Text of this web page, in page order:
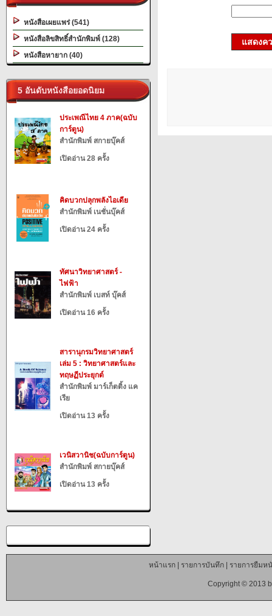
หนังสือเผยแพร่ (541)
หนังสือลิขสิทธิ์สำนักพิมพ์ (128)
หนังสือหายาก (40)
5 อันดับหนังสือยอดนิยม
ประเพณีไทย 4 ภาค(ฉบับ
การ์ตูน)
สำนักพิมพ์ สกายบุ๊คส์
เปิดอ่าน 28 ครั้ง
คิดบวกปลุกพลังไอเดีย
สำนักพิมพ์ เนชั่นบุ๊คส์
เปิดอ่าน 24 ครั้ง
ทัศนาวิทยาศาสตร์ -
ไฟฟ้า
สำนักพิมพ์ เบสท์ บุ๊คส์
เปิดอ่าน 16 ครั้ง
สารานุกรมวิทยาศาสตร์
เล่ม 5 : วิทยาศาสตร์และ
ทฤษฏีประยุกต์
สำนักพิมพ์ มาร์เก็ตติ้ง แค
เรีย
เปิดอ่าน 13 ครั้ง
เวนิสวานิช(ฉบับการ์ตูน)
สำนักพิมพ์ สกายบุ๊คส์
เปิดอ่าน 13 ครั้ง
แสดงค
หน้าแรก| รายการบันทึก| รายการยืมห
Copyright © 2013